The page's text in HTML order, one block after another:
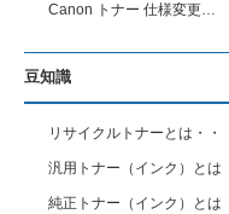
Canon トナー 仕様変更…
豆知識
リサイクルトナーとは・・
汎用トナー（インク）とは
純正トナー（インク）とは